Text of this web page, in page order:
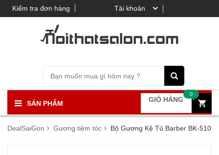
Tài khoản
Kiểm tra đơn hàng
SẢN PHẨM GIỎ HÀNG
0
DealSaiGon Gương tiệm tóc Bộ Gương Kệ Tủ Barber BK-510